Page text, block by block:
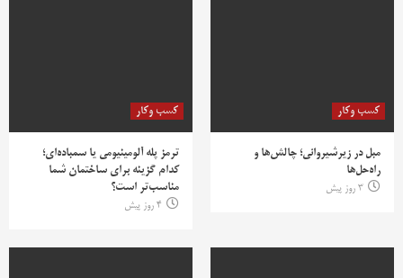
کسب وکار
مبل در زیرشیروانی؛ چالش‌ها و
راه‌حل‌ها
3 روز پیش
کسب وکار
ترمز پله آلومینیومی یا سمباده‌ای؛
کدام گزینه برای ساختمان شما
مناسب‌تر است؟
4 روز پیش